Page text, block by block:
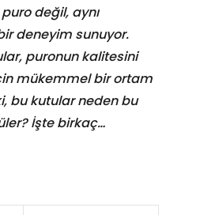
değil, aynı
deneyim sunuyor.
puronun kalitesini
mükemmel bir ortam
bu kutular neden bu
İşte birkaç…